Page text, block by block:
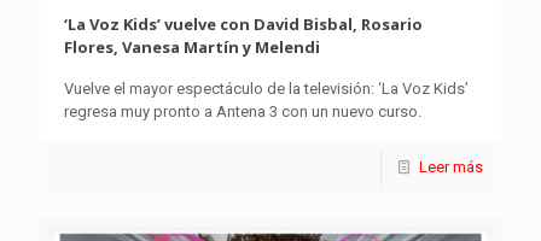
‘La Voz Kids’ vuelve con David Bisbal, Rosario
Flores, Vanesa Martín y Melendi
Vuelve el mayor espectáculo de la televisión: ‘La Voz Kids’
regresa muy pronto a Antena 3 con un nuevo curso.
Leer más